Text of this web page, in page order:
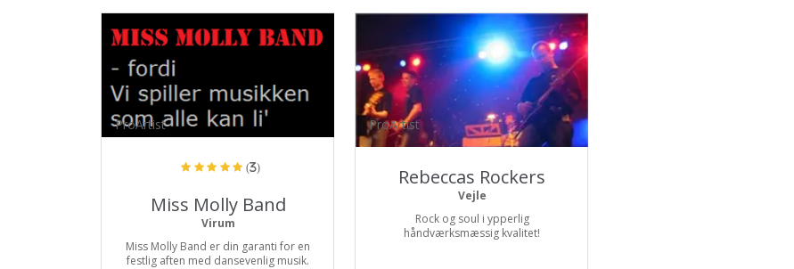
ProArtist
(3)
Miss Molly Band
Virum
Miss Molly Band er din garanti for en
festlig aften med dansevenlig musik.
ProArtist
Rebeccas Rockers
Vejle
Rock og soul i ypperlig
håndværksmæssig kvalitet!